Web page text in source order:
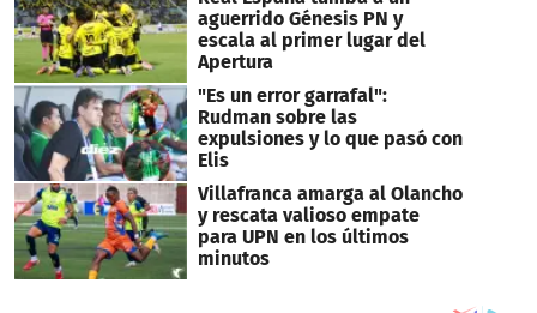
aguerrido Génesis PN y
escala al primer lugar del
Apertura
"Es un error garrafal":
Rudman sobre las
expulsiones y lo que pasó con
Elis
Villafranca amarga al Olancho
y rescata valioso empate
para UPN en los últimos
minutos